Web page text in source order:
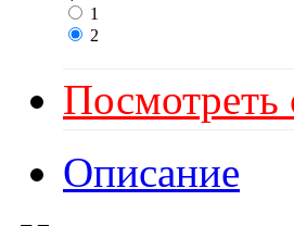
1
2
Посмотреть
Описание